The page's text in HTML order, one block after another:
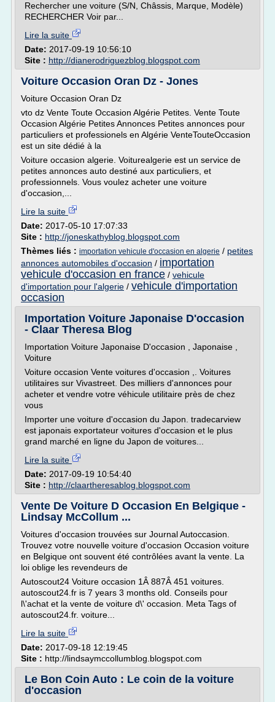
Rechercher une voiture (S/N, Châssis, Marque, Modèle)
RECHERCHER Voir par...
Lire la suite
Date: 2017-09-19 10:56:10
Site : http://dianerodriguezblog.blogspot.com
Voiture Occasion Oran Dz - Jones
Voiture Occasion Oran Dz
vto dz Vente Toute Occasion Algérie Petites. Vente Toute
Occasion Algérie Petites Annonces Petites annonces pour
particuliers et professionels en Algérie VenteTouteOccasion
est un site dédié à la
Voiture occasion algerie. Voiturealgerie est un service de
petites annonces auto destiné aux particuliers, et
professionnels. Vous voulez acheter une voiture
d'occasion,...
Lire la suite
Date: 2017-05-10 17:07:33
Site : http://joneskathyblog.blogspot.com
Thèmes liés : importation vehicule d'occasion en algerie / petites
annonces automobiles d'occasion / importation
vehicule d'occasion en france / vehicule
d'importation pour l'algerie / vehicule d'importation
occasion
Importation Voiture Japonaise D'occasion
- Claar Theresa Blog
Importation Voiture Japonaise D'occasion , Japonaise ,
Voiture
Voiture occasion Vente voitures d'occasion ,. Voitures
utilitaires sur Vivastreet. Des milliers d'annonces pour
acheter et vendre votre véhicule utilitaire près de chez
vous
Importer une voiture d'occasion du Japon. tradecarview
est japonais exportateur voitures d'occasion et le plus
grand marché en ligne du Japon de voitures...
Lire la suite
Date: 2017-09-19 10:54:40
Site : http://claartheresablog.blogspot.com
Vente De Voiture D Occasion En Belgique -
Lindsay McCollum ...
Voitures d'occasion trouvées sur Journal Autoccasion.
Trouvez votre nouvelle voiture d'occasion Occasion voiture
en Belgique ont souvent été contrôlées avant la vente. La
loi oblige les revendeurs de
Autoscout24 Voiture occasion 1Â 887Â 451 voitures.
autoscout24.fr is 7 years 3 months old. Conseils pour
l\'achat et la vente de voiture d\' occasion. Meta Tags of
autoscout24.fr. voiture...
Lire la suite
Date: 2017-09-18 12:19:45
Site : http://lindsaymccollumblog.blogspot.com
Le Bon Coin Auto : Le coin de la voiture
d'occasion